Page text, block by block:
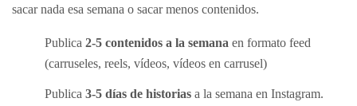
sacar nada esa semana o sacar menos contenidos.
Publica 2-5 contenidos a la semana en formato feed
(carruseles, reels, vídeos, vídeos en carrusel)
Publica 3-5 días de historias a la semana en Instagram.